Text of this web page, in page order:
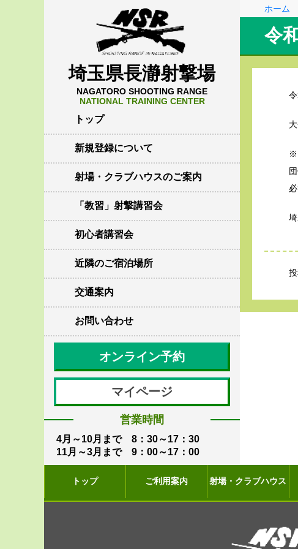
埼玉県長瀞射撃場
NAGATORO SHOOTING RANGE
NATIONAL TRAINING CENTER
トップ
新規登録について
射場・クラブハウスのご案内
「教習」射撃講習会
初心者講習会
近隣のご宿泊場所
交通案内
お問い合わせ
オンライン予約
マイページ
営業時間
4月～10月まで 8：30～17：30
11月～3月まで 9：00～17：00
ホーム
令
※
トップ ご利用案内 射場・クラブハウス